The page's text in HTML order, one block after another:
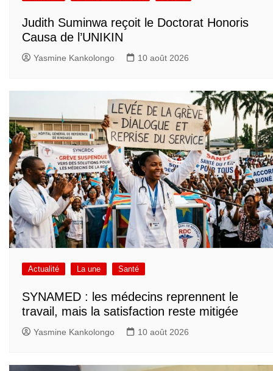
Judith Suminwa reçoit le Doctorat Honoris
Causa de l’UNIKIN
Yasmine Kankolongo 10 août 2026
Actualité La une Santé
SYNAMED : les médecins reprennent le
travail, mais la satisfaction reste mitigée
Yasmine Kankolongo 10 août 2026